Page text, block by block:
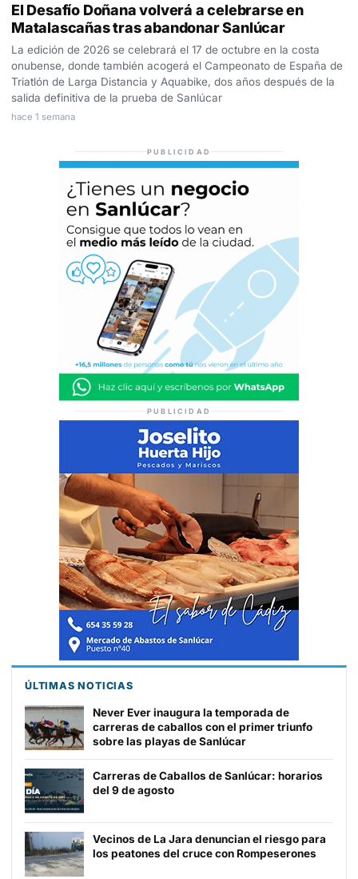
El Desafío Doñana volverá a celebrarse en
Matalascañas tras abandonar Sanlúcar
La edición de 2026 se celebrará el 17 de octubre en la costa
onubense, donde también acogerá el Campeonato de España de
Triatlón de Larga Distancia y Aquabike, dos años después de la
salida definitiva de la prueba de Sanlúcar
hace 1 semana
PUBLICIDAD
PUBLICIDAD
ÚLTIMAS NOTICIAS
Never Ever inaugura la temporada de
carreras de caballos con el primer triunfo
sobre las playas de Sanlúcar
Carreras de Caballos de Sanlúcar: horarios
del 9 de agosto
Vecinos de La Jara denuncian el riesgo para
los peatones del cruce con Rompeserones